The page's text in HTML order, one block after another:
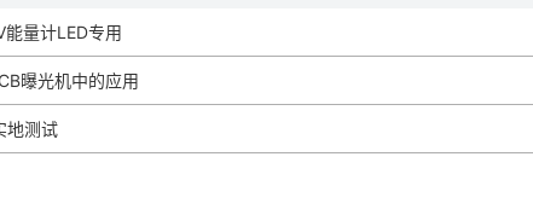
量计LED专用
曝光机中的应用
地测试